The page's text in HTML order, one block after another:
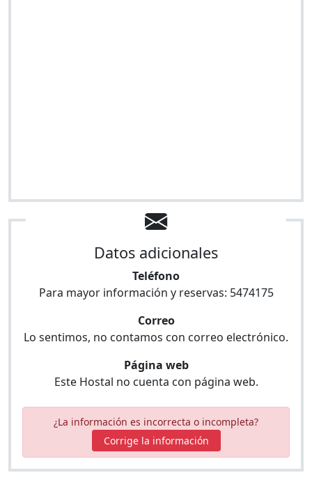
Datos adicionales
Teléfono
Para mayor información y reservas: 5474175
Correo
Lo sentimos, no contamos con correo electrónico.
Página web
Este Hostal no cuenta con página web.
¿La información es incorrecta o incompleta?
Corrige la información